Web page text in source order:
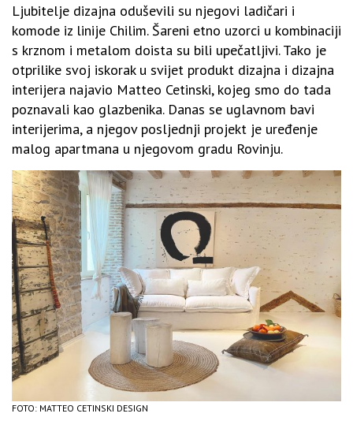
Ljubitelje dizajna oduševili su njegovi ladičari i
komode iz linije Chilim. Šareni etno uzorci u kombinaciji
s krznom i metalom doista su bili upečatljivi. Tako je
otprilike svoj iskorak u svijet produkt dizajna i dizajna
interijera najavio Matteo Cetinski, kojeg smo do tada
poznavali kao glazbenika. Danas se uglavnom bavi
interijerima, a njegov posljednji projekt je uređenje
malog apartmana u njegovom gradu Rovinju.
FOTO: MATTEO CETINSKI DESIGN